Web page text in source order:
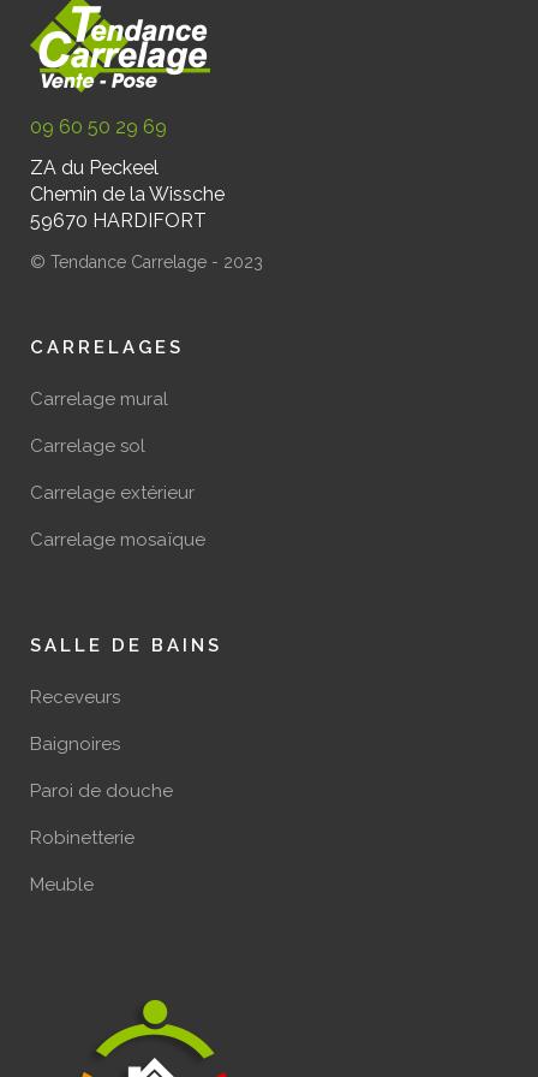
09 60 50 29 69
ZA du Peckeel
Chemin de la Wissche
59670 HARDIFORT
© Tendance Carrelage - 2023
CARRELAGES
Carrelage mural
Carrelage sol
Carrelage extérieur
Carrelage mosaïque
SALLE DE BAINS
Receveurs
Baignoires
Paroi de douche
Robinetterie
Meuble